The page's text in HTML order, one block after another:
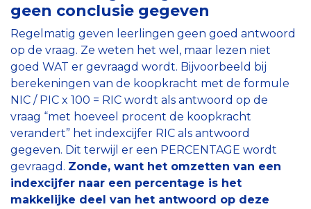
geen conclusie gegeven
Regelmatig geven leerlingen geen goed antwoord
op de vraag. Ze weten het wel, maar lezen niet
goed WAT er gevraagd wordt. Bijvoorbeeld bij
berekeningen van de koopkracht met de formule
NIC / PIC x 100 = RIC wordt als antwoord op de
vraag “met hoeveel procent de koopkracht
verandert” het indexcijfer RIC als antwoord
gegeven. Dit terwijl er een PERCENTAGE wordt
gevraagd. Zonde, want het omzetten van een
indexcijfer naar een percentage is het
makkelijke deel van het antwoord op deze